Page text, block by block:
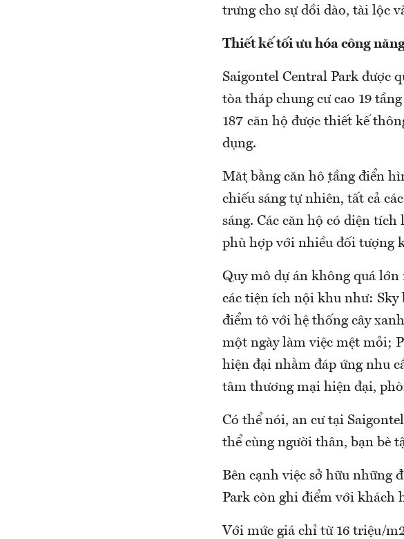
trưng cho sự dồi dào, tài lộc
Thiết kế tối ưu hóa công
Saigontel Central Park được
tòa tháp chung cư cao 19
187 căn hộ được thiết kế
dụng.
Mặt bằng căn hộ tầng điển
chiếu sáng tự nhiên, tất cả
sáng. Các căn hộ có diện
phù hợp với nhiều đối tượng
Quy mô dự án không quá
các tiện ích nội khu như:
điểm tô với hệ thống cây
một ngày làm việc mệt mỏi;
hiện đại nhằm đáp ứng nhu
tâm thương mại hiện đại,
Có thể nói, an cư tại
thể cùng người thân, bạn bè
Bên cạnh việc sở hữu những
Park còn ghi điểm với khách
Với mức giá chỉ từ 16 triệu/